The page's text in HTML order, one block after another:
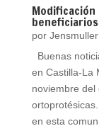
por Jensmuller
Buenas
en Castilla-La
noviembre del
en esta